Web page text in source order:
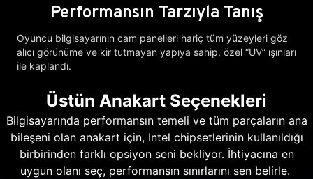
Performansın Tarzıyla Tanış
Oyuncu bilgisayarının cam panelleri hariç tüm yüzeyleri göz
alıcı görünüme ve kir tutmayan yapıya sahip, özel “UV” ışınları
ile kaplandı.
Üstün Anakart Seçenekleri
Bilgisayarında performansın temeli ve tüm parçaların ana
bileşeni olan anakart için, Intel chipsetlerinin kullanıldığı
birbirinden farklı opsiyon seni bekliyor. İhtiyacına en
uygun olanı seç, performansın sınırlarını sen belirle.